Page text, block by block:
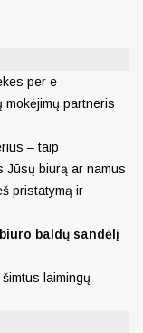
per e-
mokėjimų partneris
– taip
Jūsų biurą ar namus
pristatymą ir
baldų sandėlį
laimingų